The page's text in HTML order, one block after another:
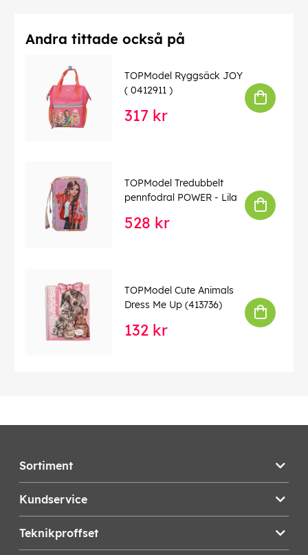
Denna text har översatts automatiskt, fel kan
4010070674458
Andra tittade också på
TOPModel Ryggsäck JOY
( 0412911 )
317 kr
TOPModel Tredubbelt
pennfodral POWER - Lila
528 kr
TOPModel Cute Animals
Dress Me Up (413736)
132 kr
Sortiment
Kundservice
Teknikproffset